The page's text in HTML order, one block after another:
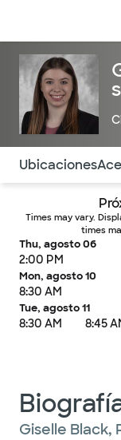
Utilice esta
Ubicaciones
Times may vary.
times
Thu, agosto 06
2:00 PM
Mon, agosto 10
8:30 AM
Tue, agosto 11
8:30 AM 8:45
Giselle Black,